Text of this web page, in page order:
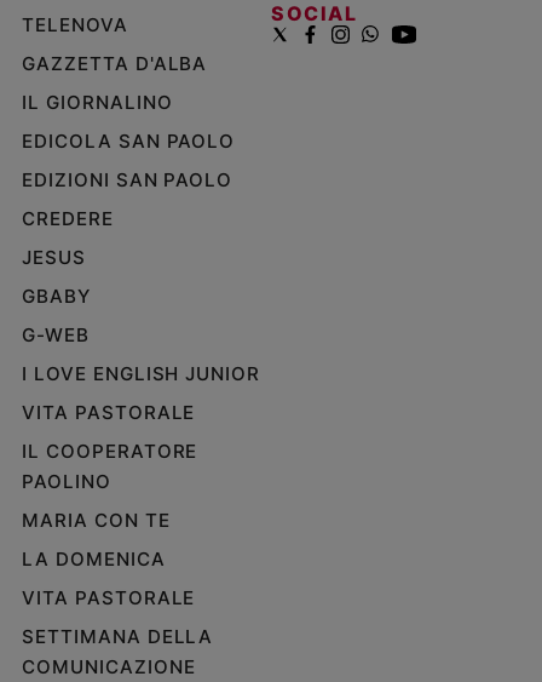
TELENOVA
GAZZETTA D'ALBA
IL GIORNALINO
EDICOLA SAN PAOLO
EDIZIONI SAN PAOLO
CREDERE
JESUS
GBABY
G-WEB
I LOVE ENGLISH JUNIOR
VITA PASTORALE
IL COOPERATORE
PAOLINO
MARIA CON TE
LA DOMENICA
VITA PASTORALE
SETTIMANA DELLA
COMUNICAZIONE
SOCIAL